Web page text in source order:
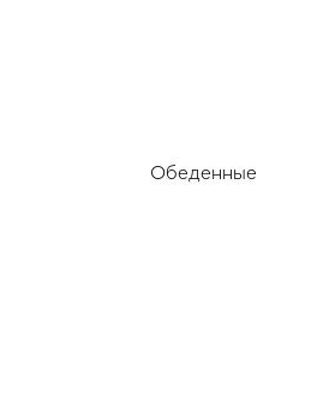
Обеденные